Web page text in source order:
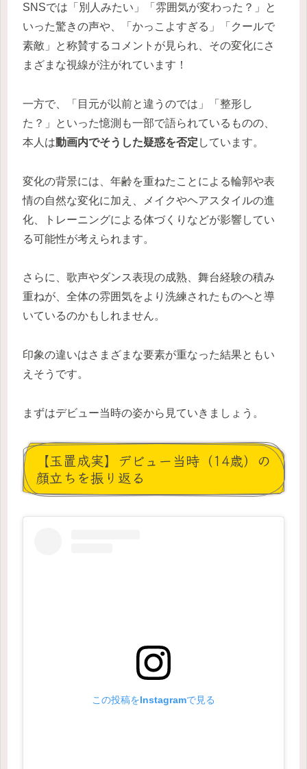
SNSでは「別人みたい」「雰囲気が変わった？」と
いった驚きの声や、「かっこよすぎる」「クールで
素敵」と称賛するコメントが見られ、その変化にさ
まざまな視線が注がれています！
一方で、「目元が以前と違うのでは」「整形し
た？」といった憶測も一部で語られているものの、
本人は動画内でそうした疑惑を否定 しています。
変化の背景には、年齢を重ねたことによる輪郭や表
情の自然な変化に加え、メイクやヘアスタイルの進
化、トレーニングによる体づくりなどが影響してい
る可能性が考えられます。
さらに、歌声やダンス表現の成熟、舞台経験の積み
重ねが、全体の雰囲気をより洗練されたものへと導
いているのかもしれません。
印象の違いはさまざまな要素が重なった結果ともい
えそうです。
まずはデビュー当時の姿から見ていきましょう。
【玉置成実】デビュー当時（14歳）の
顔立ちを振り返る
この投稿をInstagramで見る